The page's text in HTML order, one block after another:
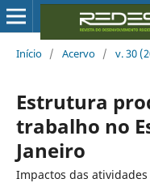
Início / Acervo / v. 30
Estrutura
trabalho no
Janeiro
Impactos das